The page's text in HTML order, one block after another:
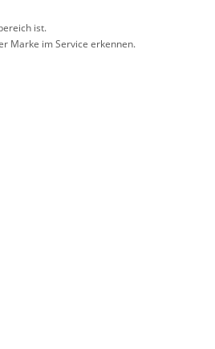
ist.
Marke im Service erkennen.